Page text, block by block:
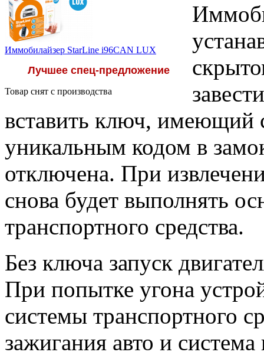
Иммобилайзер StarLine i96CAN LUX
Лучшее спец-предложение
Товар снят с производства
вставить ключ, имеющий
уникальным кодом в
отключена. При
снова будет выполнять
транспортного средства.
Без ключа запуск
При попытке угона
системы транспортного
зажигания авто и